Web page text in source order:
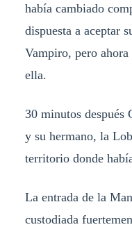
había cambiado
dispuesta a aceptar
Vampiro, pero
ella.
30 minutos después
y su hermano, la
territorio donde
La entrada de la
custodiada